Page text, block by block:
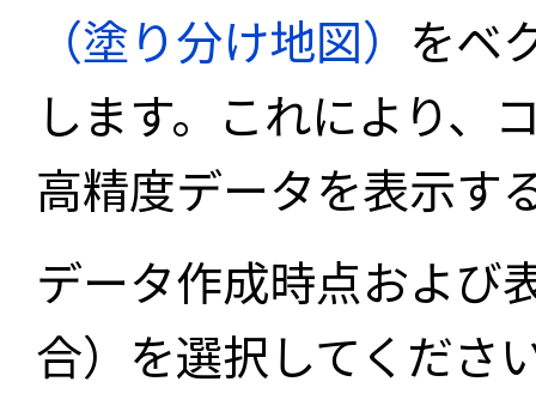
（塗り分け地図） をベ
します。これにより、
高精度データを表示す
データ作成時点および
合）を選択してくださ